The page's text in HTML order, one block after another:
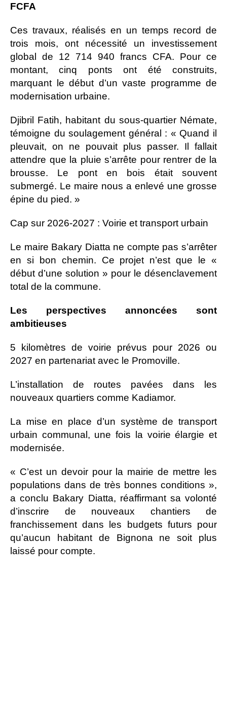
FCFA
Ces travaux, réalisés en un temps record de
trois mois, ont nécessité un investissement
global de 12 714 940 francs CFA. Pour ce
montant, cinq ponts ont été construits,
marquant le début d’un vaste programme de
modernisation urbaine.
Djibril Fatih, habitant du sous-quartier Némate,
témoigne du soulagement général : « Quand il
pleuvait, on ne pouvait plus passer. Il fallait
attendre que la pluie s’arrête pour rentrer de la
brousse. Le pont en bois était souvent
submergé. Le maire nous a enlevé une grosse
épine du pied. »
Cap sur 2026-2027 : Voirie et transport urbain
Le maire Bakary Diatta ne compte pas s’arrêter
en si bon chemin. Ce projet n’est que le «
début d’une solution » pour le désenclavement
total de la commune.
Les perspectives annoncées sont
ambitieuses
5 kilomètres de voirie prévus pour 2026 ou
2027 en partenariat avec le Promoville.
L’installation de routes pavées dans les
nouveaux quartiers comme Kadiamor.
La mise en place d’un système de transport
urbain communal, une fois la voirie élargie et
modernisée.
« C’est un devoir pour la mairie de mettre les
populations dans de très bonnes conditions »,
a conclu Bakary Diatta, réaffirmant sa volonté
d’inscrire de nouveaux chantiers de
franchissement dans les budgets futurs pour
qu’aucun habitant de Bignona ne soit plus
laissé pour compte.